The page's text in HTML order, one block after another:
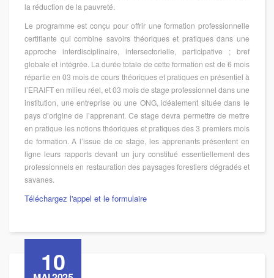
la réduction de la pauvreté.
Le programme est conçu pour offrir une formation professionnelle
certifiante qui combine savoirs théoriques et pratiques dans une
approche interdisciplinaire, intersectorielle, participative ; bref
globale et intégrée. La durée totale de cette formation est de 6 mois
répartie en 03 mois de cours théoriques et pratiques en présentiel à
l’ERAIFT en milieu réel, et 03 mois de stage professionnel dans une
institution, une entreprise ou une ONG, idéalement située dans le
pays d’origine de l’apprenant. Ce stage devra permettre de mettre
en pratique les notions théoriques et pratiques des 3 premiers mois
de formation. A l’issue de ce stage, les apprenants présentent en
ligne leurs rapports devant un jury constitué essentiellement des
professionnels en restauration des paysages forestiers dégradés et
savanes.
Téléchargez l'appel et le formulaire
10